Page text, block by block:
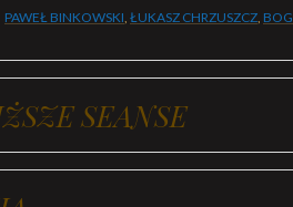
PAWEŁ BINKOWSKI, ŁUKASZ CHRZUSZCZ,
SEANSE